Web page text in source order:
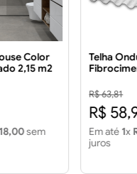
Color
2,15 m2
sem
Telha
R$ 63,81
R$
Em até 1x
juros